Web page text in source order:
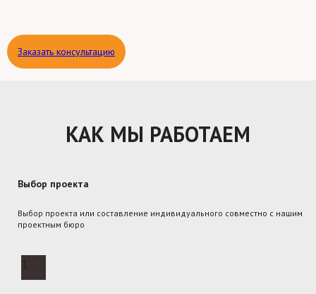
Заказать консультацию
КАК МЫ РАБОТАЕМ
Выбор проекта
Выбор проекта или составление индивидуального совместно с нашим
проектным бюро
1